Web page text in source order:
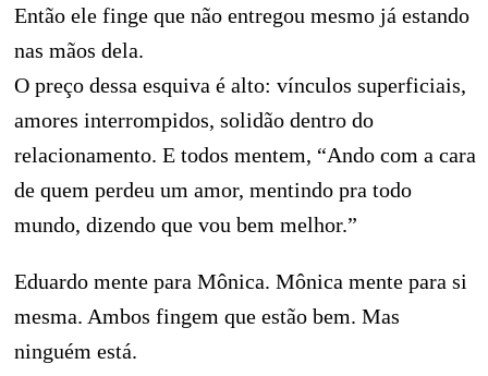
Então ele finge que não entregou mesmo já estando
nas mãos dela.
O preço dessa esquiva é alto: vínculos superficiais,
amores interrompidos, solidão dentro do
relacionamento. E todos mentem, “Ando com a cara
de quem perdeu um amor, mentindo pra todo
mundo, dizendo que vou bem melhor.”
Eduardo mente para Mônica. Mônica mente para si
mesma. Ambos fingem que estão bem. Mas
ninguém está.